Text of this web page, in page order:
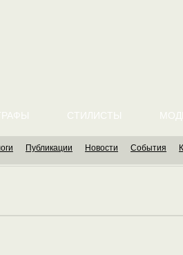
СТИЛИСТЫ
Публикации Новости События